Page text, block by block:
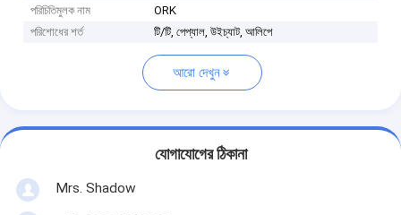
পরিচিতিমুলক নাম
ORK
পরিশোধের শর্ত
টি/টি, পেপ্যাল, উইচ্যাট, আলিপে
আরো দেখুন
যোগাযোগের ঠিকানা
Mrs. Shadow